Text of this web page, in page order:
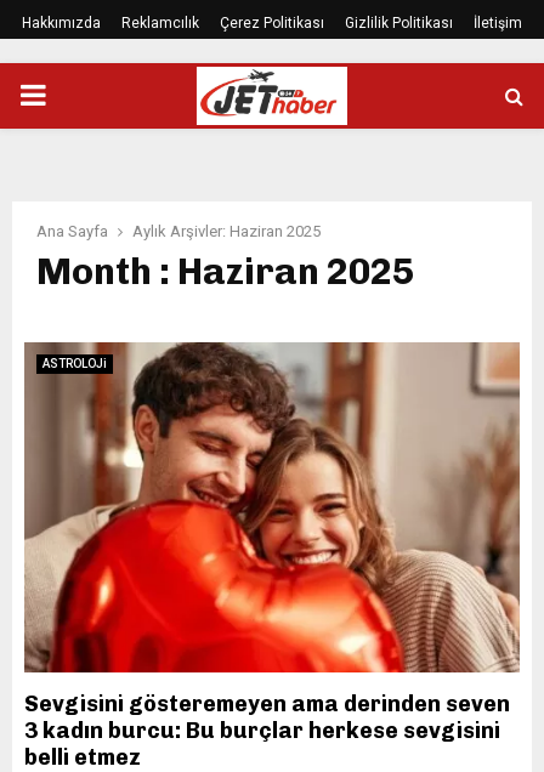
Hakkımızda Reklamcılık Çerez Politikası Gizlilik Politikası İletişim
PRIMARY
Ana Sayfa Aylık Arşivler: Haziran 2025
Month : Haziran 2025
ASTROLOJi
Sevgisini gösteremeyen ama derinden seven
3 kadın burcu: Bu burçlar herkese sevgisini
belli etmez